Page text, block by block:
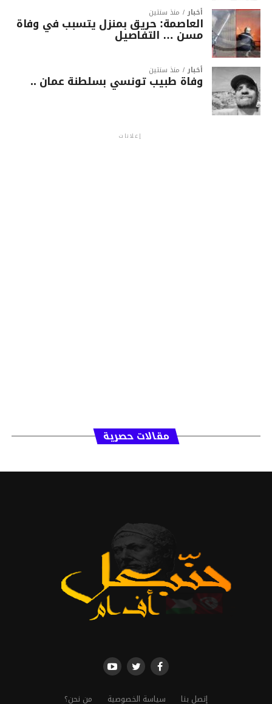
أخبار منذ سنتين
العاصمة: حريق بمنزل يتسبب في وفاة
مسن … التفاصيل
أخبار منذ سنتين
وفاة طبيب تونسي بسلطنة عمان ..
إعلانات
مقالات حصرية
إتصل بنا سياسة الخصوصية من نحن؟